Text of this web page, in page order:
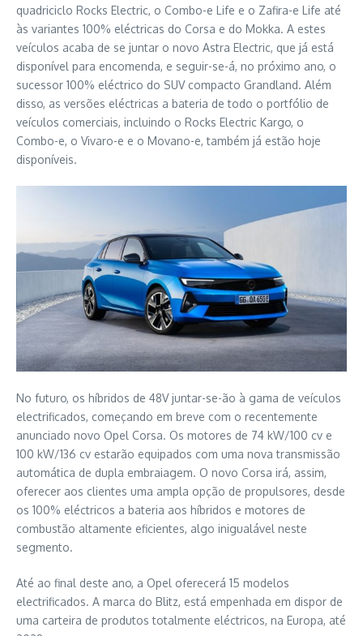
quadriciclo Rocks Electric, o Combo-e Life e o Zafira-e Life até
às variantes 100% eléctricas do Corsa e do Mokka. A estes
veículos acaba de se juntar o novo Astra Electric, que já está
disponível para encomenda, e seguir-se-á, no próximo ano, o
sucessor 100% eléctrico do SUV compacto Grandland. Além
disso, as versões eléctricas a bateria de todo o portfólio de
veículos comerciais, incluindo o Rocks Electric Kargo, o
Combo-e, o Vivaro-e e o Movano-e, também já estão hoje
disponíveis.
No futuro, os híbridos de 48V juntar-se-ão à gama de veículos
electrificados, começando em breve com o recentemente
anunciado novo Opel Corsa. Os motores de 74 kW/100 cv e
100 kW/136 cv estarão equipados com uma nova transmissão
automática de dupla embraiagem. O novo Corsa irá, assim,
oferecer aos clientes uma ampla opção de propulsores, desde
os 100% eléctricos a bateria aos híbridos e motores de
combustão altamente eficientes, algo inigualável neste
segmento.
Até ao final deste ano, a Opel oferecerá 15 modelos
electrificados. A marca do Blitz, está empenhada em dispor de
uma carteira de produtos totalmente eléctricos, na Europa, até